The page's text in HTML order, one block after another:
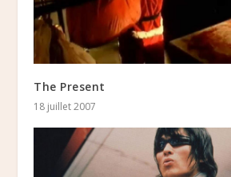
The Present
18 juillet 2007